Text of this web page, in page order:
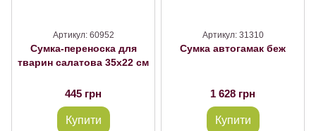
Артикул: 60952
Сумка-переноска для
тварин салатова 35х22 см
445 грн
Купити
Артикул: 31310
Сумка автогамак беж
1 628 грн
Купити